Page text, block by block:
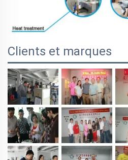
Clients et marques